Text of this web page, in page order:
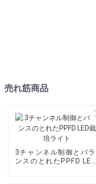
売れ筋商品
3チャンネル制御とバラ
ンスのとれたPPFD LED